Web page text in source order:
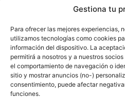
Gestiona tu
Para ofrecer las mejores experiencias,
utilizamos tecnologías como cookies
información del dispositivo. La
permitirá a nosotros y a nuestros
el comportamiento de navegación o
sitio y mostrar anuncios (no-)
consentimiento, puede afectar
funciones.
Nuestros articulos son
licencia de uso libre. El usuario
obras derivadas de todos los
nuestro sitio. Este sitio usa